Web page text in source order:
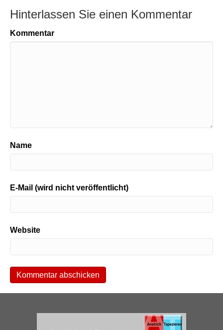
Hinterlassen Sie einen Kommentar
Kommentar
Name
E-Mail (wird nicht veröffentlicht)
Website